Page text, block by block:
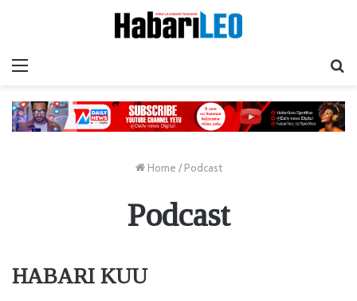
Home / Podcast
Podcast
HABARI KUU